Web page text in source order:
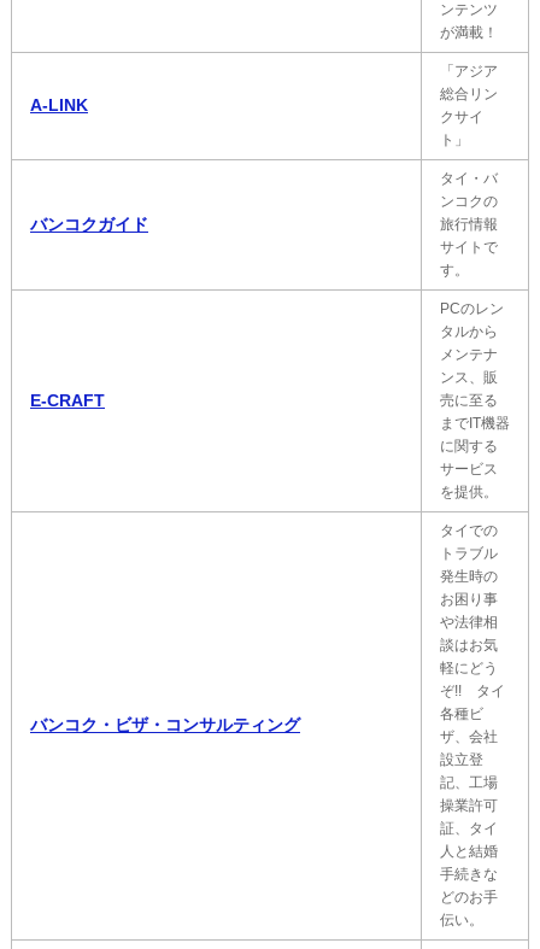
ンテンツ
が満載！
A-LINK
「アジア
総合リン
クサイ
ト」
バンコクガイド
タイ・バ
ンコクの
旅行情報
サイトで
す。
E-CRAFT
PCのレン
タルから
メンテナ
ンス、販
売に至る
までIT機器
に関する
サービス
を提供。
バンコク・ビザ・コンサルティング
タイでの
トラブル
発生時の
お困り事
や法律相
談はお気
軽にどう
ぞ!! タイ
各種ビ
ザ、会社
設立登
記、工場
操業許可
証、タイ
人と結婚
手続きな
どのお手
伝い。